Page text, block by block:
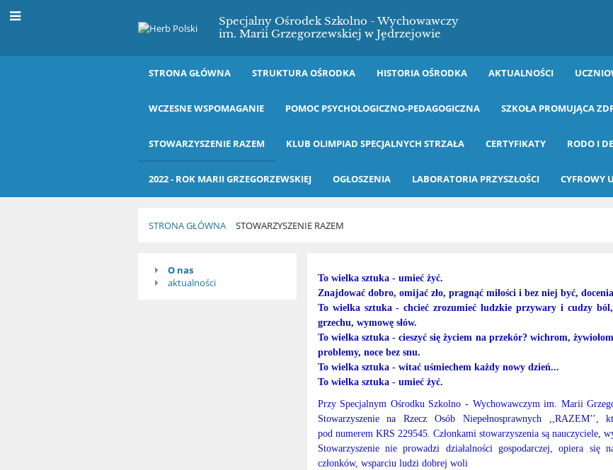
Specjalny Ośrodek Szkolno - Wychowawczy
im. Marii Grzegorzewskiej w Jędrzejowie
STRONA GŁÓWNA STRUKTURA OŚRODKA HISTORIA OŚRODKA AKTUALNOŚCI
WCZESNE WSPOMAGANIE POMOC PSYCHOLOGICZNO-PEDAGOGICZNA SZKOŁA PROMUJĄCA
STOWARZYSZENIE RAZEM KLUB OLIMPIAD SPECJALNYCH STRZAŁA CERTYFIKATY RODO I
2022 - ROK MARII GRZEGORZEWSKIEJ OGŁOSZENIA LABORATORIA PRZYSZŁOŚCI CYFROWY
STRONA GŁÓWNA STOWARZYSZENIE RAZEM
Stowarzyszenie
RAZEM
O nas
aktualności
To wielka sztuka - umieć żyć.
Znajdować dobro, omijać zło, pragnąć miłości i bez niej być,
To wielka sztuka - chcieć zrozumieć ludzkie przywary i cudzy
grzechu, wymowę słów.
To wielka sztuka - cieszyć się życiem na przekór? wichrom,
problemy, noce bez snu.
To wielka sztuka - witać uśmiechem każdy nowy dzień...
To wielka sztuka - umieć żyć.
Przy Specjalnym Ośrodku Szkolno - Wychowawczym im. Marii
Stowarzyszenie na Rzecz Osób Niepełnosprawnych ,,RAZEM’’,
pod numerem KRS 229545. Członkami stowarzyszenia są nauczyciele,
Stowarzyszenie nie prowadzi działalności gospodarczej, opiera się
członków, wsparciu ludzi dobrej woli